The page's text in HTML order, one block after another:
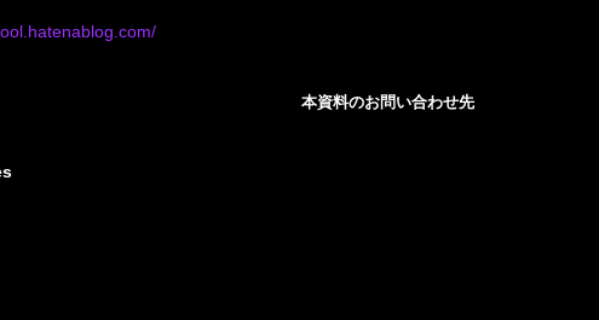
hatenablog .com/
本資料のお問い合わせ先